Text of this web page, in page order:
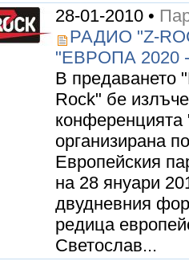
28-01-2010 •
РАДИО "Z-
"ЕВРОПА
В предаването
Rock" бе
конференцията
организирана
Европейския
на 28 януари
двудневния
редица
Светослав...